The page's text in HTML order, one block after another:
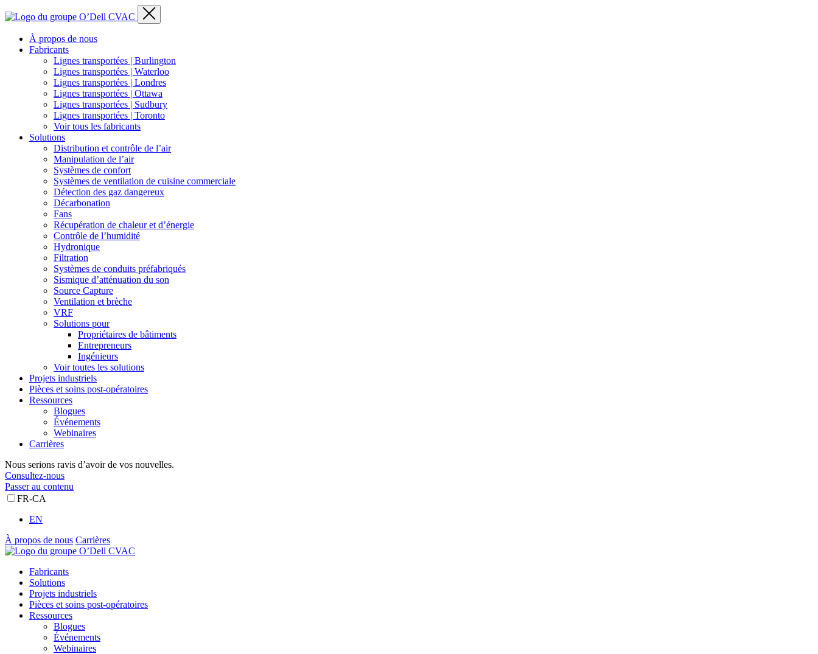
À propos de nous
Fabricants
Lignes transportées | Burlington
Lignes transportées | Waterloo
Lignes transportées | Londres
Lignes transportées | Ottawa
Lignes transportées | Sudbury
Lignes transportées | Toronto
Voir tous les fabricants
Solutions
Distribution et contrôle de l’air
Manipulation de l’air
Systèmes de confort
Systèmes de ventilation de cuisine commerciale
Détection des gaz dangereux
Décarbonation
Fans
Récupération de chaleur et d’énergie
Contrôle de l’humidité
Hydronique
Filtration
Systèmes de conduits préfabriqués
Sismique d’atténuation du son
Source Capture
Ventilation et brèche
VRF
Solutions pour
Propriétaires de bâtiments
Entrepreneurs
Ingénieurs
Voir toutes les solutions
Projets industriels
Pièces et soins post-opératoires
Ressources
Blogues
Événements
Webinaires
Carrières
Nous serions ravis d’avoir de vos nouvelles.
Consultez-nous
Passer au contenu
FR-CA
EN
À propos de nous Carrières
Fabricants
Solutions
Projets industriels
Pièces et soins post-opératoires
Ressources
Blogues
Événements
Webinaires